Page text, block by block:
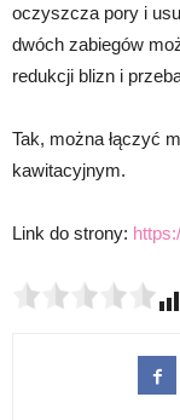
oczyszcza pory i
dwóch zabiegów
redukcji blizn i
Tak, można łączyć
kawitacyjnym.
Link do strony: